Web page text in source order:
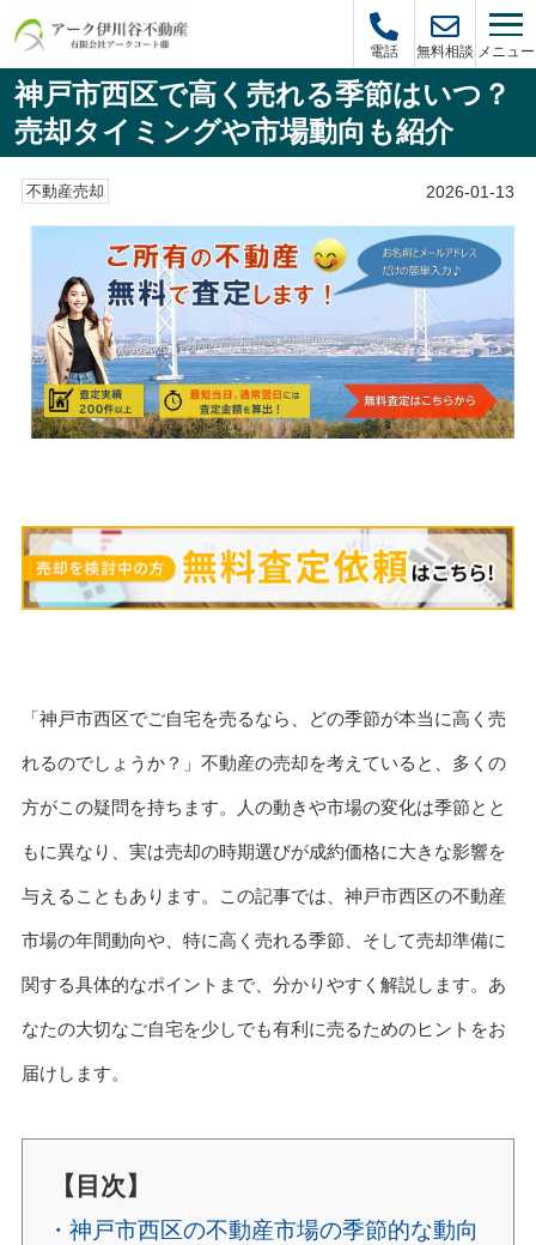
電話 無料相談 メニュー
神戸市西区で高く売れる季節はいつ？
売却タイミングや市場動向も紹介
不動産売却 2026-01-13
「神戸市西区でご自宅を売るなら、どの季節が本当に高く売
れるのでしょうか？」不動産の売却を考えていると、多くの
方がこの疑問を持ちます。人の動きや市場の変化は季節とと
もに異なり、実は売却の時期選びが成約価格に大きな影響を
与えることもあります。この記事では、神戸市西区の不動産
市場の年間動向や、特に高く売れる季節、そして売却準備に
関する具体的なポイントまで、分かりやすく解説します。あ
なたの大切なご自宅を少しでも有利に売るためのヒントをお
届けします。
【目次】
・神戸市西区の不動産市場の季節的な動向